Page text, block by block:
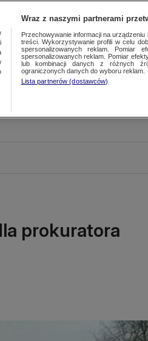
prokuratora
Wraz z naszymi partnerami
Przechowywanie informacji na
treści. Wykorzystywanie profili w celu
spersonalizowanych reklam. Pomiar
spersonalizowanych reklam. Pomiar
lub kombinacji danych z różnych
ograniczonych danych do wyboru reklam.
Lista partnerów (dostawców)